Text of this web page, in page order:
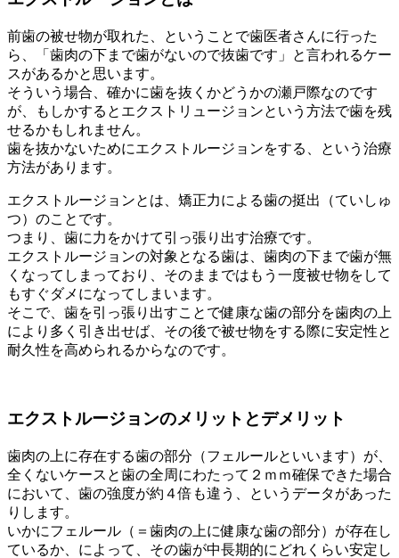
前歯の被せ物が取れた、ということで歯医者さんに行った
ら、「歯肉の下まで歯がないので抜歯です」と言われるケー
スがあるかと思います。
そういう場合、確かに歯を抜くかどうかの瀬戸際なのです
が、もしかするとエクストリュージョンという方法で歯を残
せるかもしれません。
歯を抜かないためにエクストルージョンをする、という治療
方法があります。
エクストルージョンとは、矯正力による歯の挺出（ていしゅ
つ）のことです。
つまり、歯に力をかけて引っ張り出す治療です。
エクストルージョンの対象となる歯は、歯肉の下まで歯が無
くなってしまっており、そのままではもう一度被せ物をして
もすぐダメになってしまいます。
そこで、歯を引っ張り出すことで健康な歯の部分を歯肉の上
により多く引き出せば、その後で被せ物をする際に安定性と
耐久性を高められるからなのです。
エクストルージョンのメリットとデメリット
歯肉の上に存在する歯の部分（フェルールといいます）が、
全くないケースと歯の全周にわたって２ｍｍ確保できた場合
において、歯の強度が約４倍も違う、というデータがあった
りします。
いかにフェルール（＝歯肉の上に健康な歯の部分）が存在し
ているか、によって、その歯が中長期的にどれくらい安定し